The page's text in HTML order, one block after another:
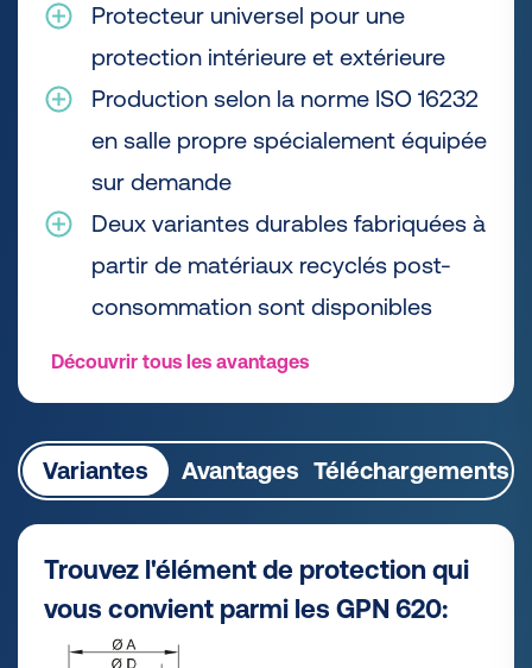
Protecteur universel pour une
protection intérieure et extérieure
Production selon la norme ISO 16232
en salle propre spécialement équipée
sur demande
Deux variantes durables fabriquées à
partir de matériaux recyclés post-
consommation sont disponibles
Découvrir tous les avantages
Variantes Avantages Téléchargements
Trouvez l'élément de protection qui
vous convient parmi les GPN 620: